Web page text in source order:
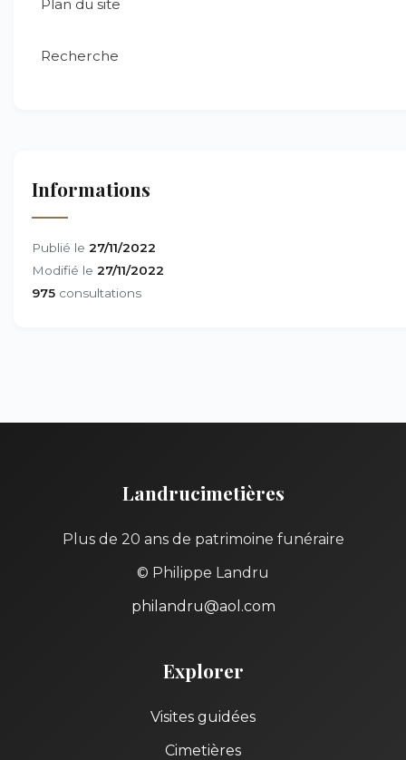
Plan du site
Recherche
Informations
Publié le 27/11/2022
Modifié le 27/11/2022
975 consultations
Landrucimetières
Plus de 20 ans de patrimoine funéraire
© Philippe Landru
philandru@aol.com
Explorer
Visites guidées
Cimetières